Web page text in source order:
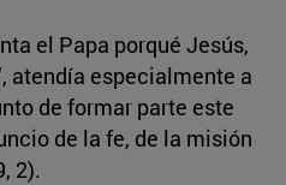
el Papa porqué Jesús,
atendía especialmente a
de formar parte este
de la fe, de la misión
2).